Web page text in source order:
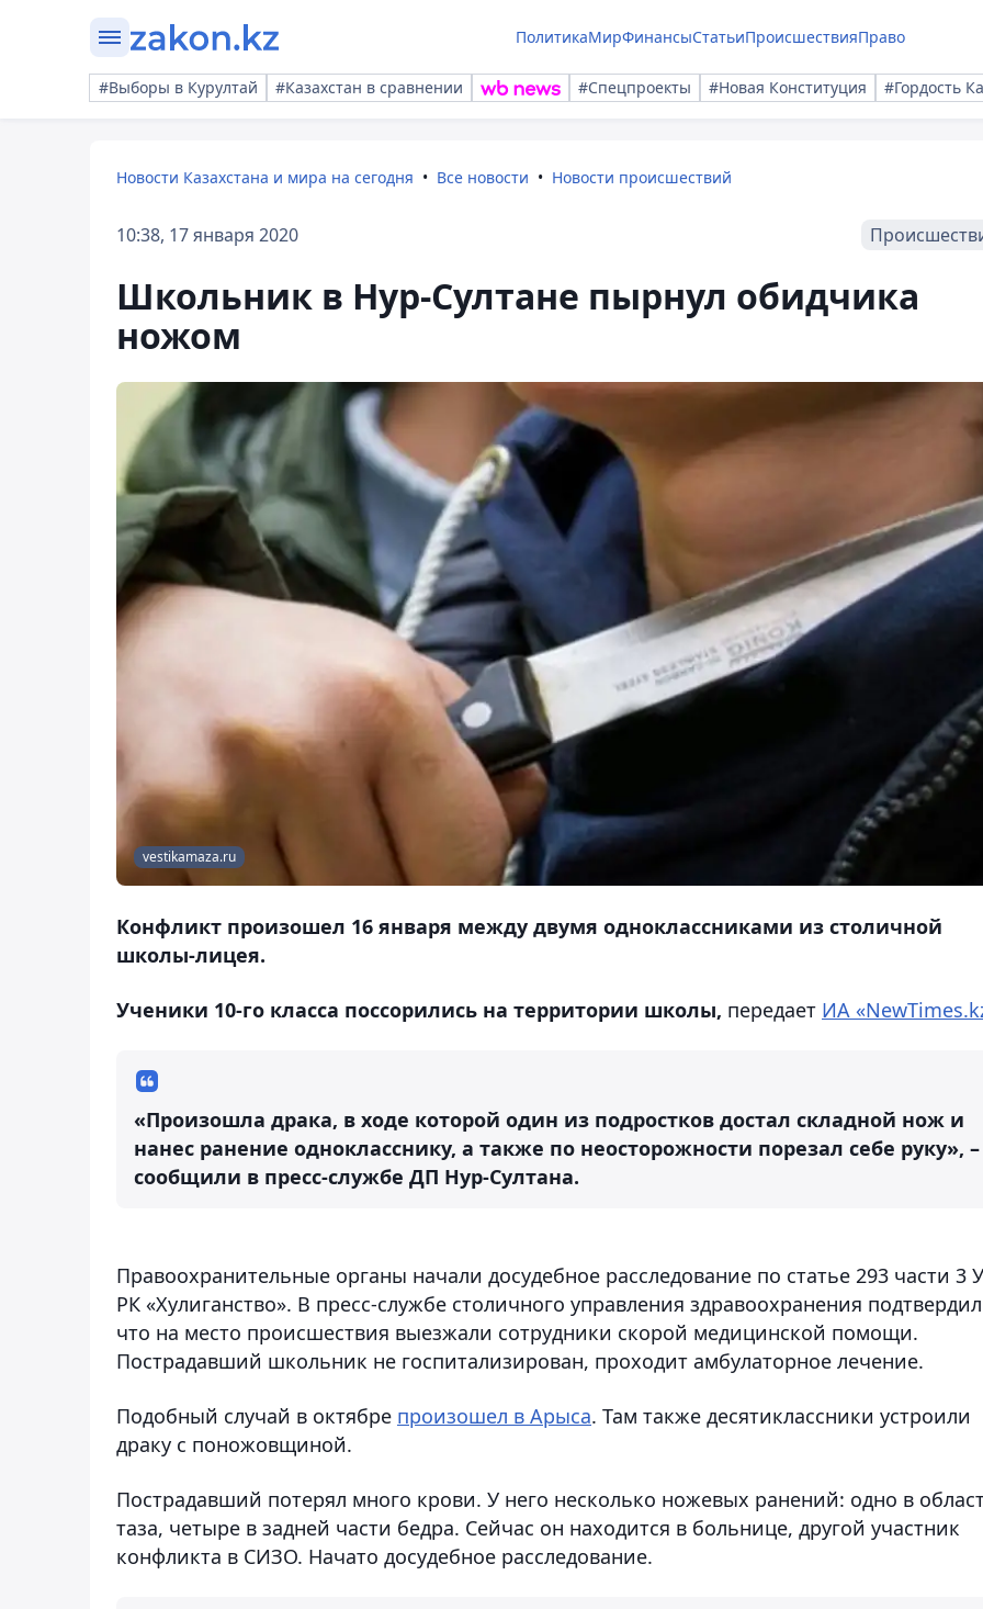
ПолитикаМирФинансыСтатьиПроисшествияПраво
#Выборы в Курултай #Казахстан в сравнении #Спецпроекты #Новая Конституция #Гордость
Новости Казахстана и мира на сегодня Все новости Новости происшествий
10:38, 17 января 2020
Школьник в Нур-Султане пырнул обидчика
ножом
vestikamaza.ru
Конфликт произошел 16 января между двумя одноклассниками из столичной
школы-лицея.
Ученики 10-го класса поссорились на территории школы, передает ИА
«Произошла драка, в ходе которой один из подростков достал складной нож и
нанес ранение однокласснику, а также по неосторожности порезал себе руку», –
сообщили в пресс-службе ДП Нур-Султана.
Правоохранительные органы начали досудебное расследование по статье 293 части 3
РК «Хулиганство». В пресс-службе столичного управления здравоохранения
что на место происшествия выезжали сотрудники скорой медицинской помощи.
Пострадавший школьник не госпитализирован, проходит амбулаторное лечение.
Подобный случай в октябре произошел в Арыса. Там также десятиклассники устроили
драку с поножовщиной.
Пострадавший потерял много крови. У него несколько ножевых ранений: одно в
таза, четыре в задней части бедра. Сейчас он находится в больнице, другой участник
конфликта в СИЗО. Начато досудебное расследование.